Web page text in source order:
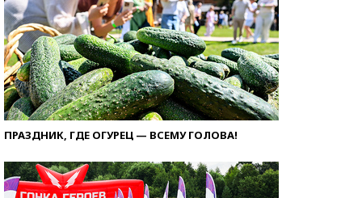
ПРАЗДНИК, ГДЕ ОГУРЕЦ — ВСЕМУ ГОЛОВА!